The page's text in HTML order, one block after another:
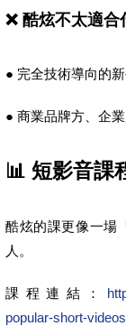
❌ 酷炫不太適合
● 完全技術導向的
● 商業品牌方、企
📊 短影音課
酷炫的課更像一場
人。
課程連結：
popular-short-